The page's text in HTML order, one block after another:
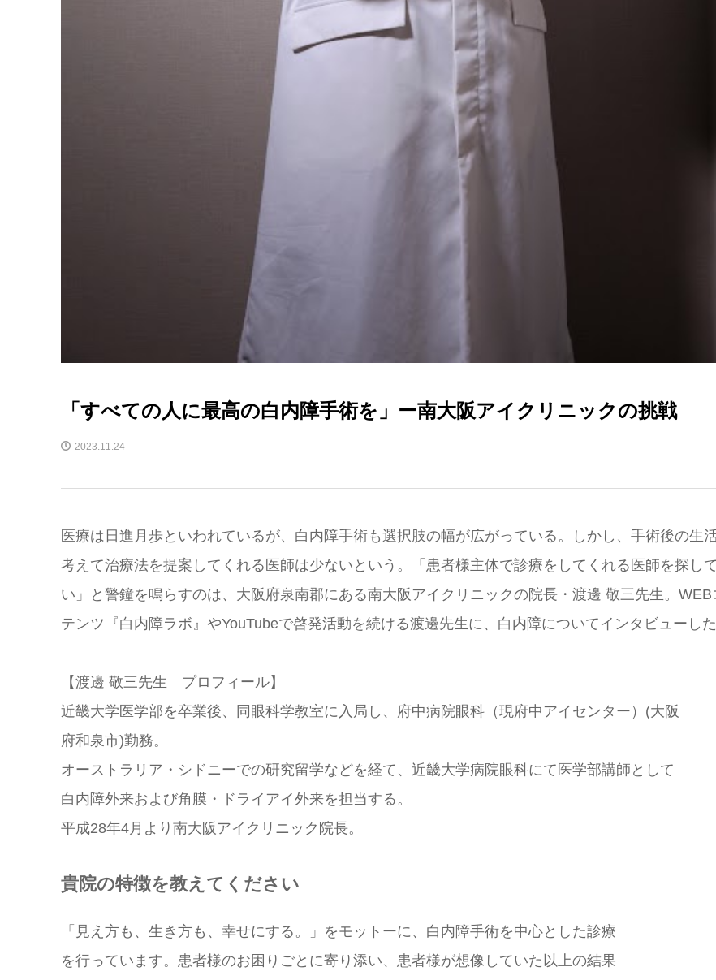
「すべての人に最高の白内障手術を」ー南大阪アイクリニックの挑戦
2023.11.24
医療は日進月歩といわれているが、白内障手術も選択肢の幅が広がっている。しかし、手術後の生
考えて治療法を提案してくれる医師は少ないという。「患者様主体で診療をしてくれる医師を探し
い」と警鐘を鳴らすのは、大阪府泉南郡にある南大阪アイクリニックの院長・渡邊 敬三先生。WEB
テンツ『白内障ラボ』やYouTubeで啓発活動を続ける渡邊先生に、白内障についてインタビューした
【渡邊 敬三先生 プロフィール】
近畿大学医学部を卒業後、同眼科学教室に入局し、府中病院眼科（現府中アイセンター）(大阪
府和泉市)勤務。
オーストラリア・シドニーでの研究留学などを経て、近畿大学病院眼科にて医学部講師として
白内障外来および角膜・ドライアイ外来を担当する。
平成28年4月より南大阪アイクリニック院長。
貴院の特徴を教えてください
「見え方も、生き方も、幸せにする。」をモットーに、白内障手術を中心とした診療
を行っています。患者様のお困りごとに寄り添い、患者様が想像していた以上の結果